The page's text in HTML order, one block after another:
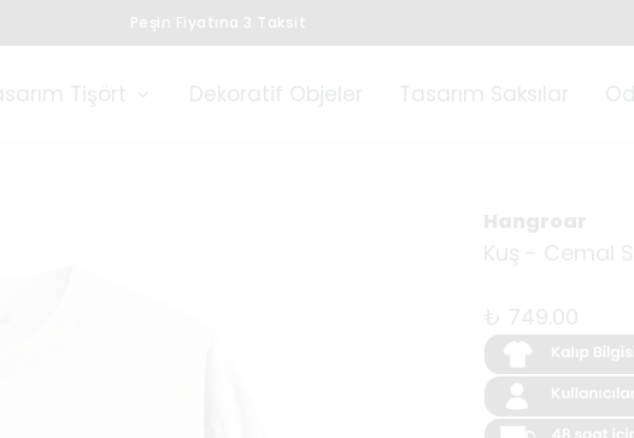
Peşin Fiyatına 3 Taksit
Tişört Dekoratif Objeler Tasarım Saksılar